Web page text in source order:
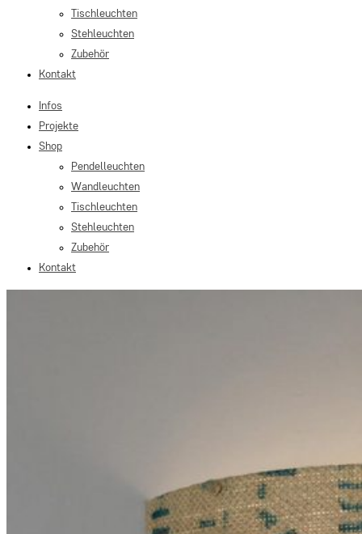
Tischleuchten
Stehleuchten
Zubehör
Kontakt
Infos
Projekte
Shop
Pendelleuchten
Wandleuchten
Tischleuchten
Stehleuchten
Zubehör
Kontakt